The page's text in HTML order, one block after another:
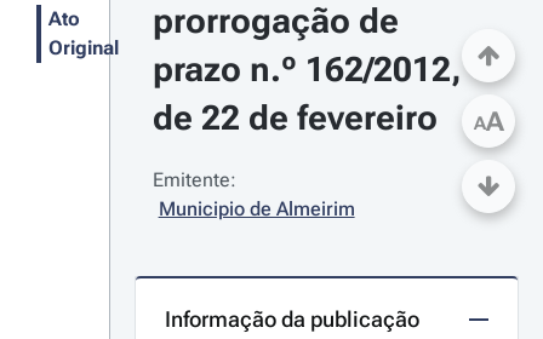
Ato
Original
prorrogação de
prazo n.º 162/2012,
de 22 de fevereiro
Emitente:
Municipio de Almeirim
Informação da publicação
AA